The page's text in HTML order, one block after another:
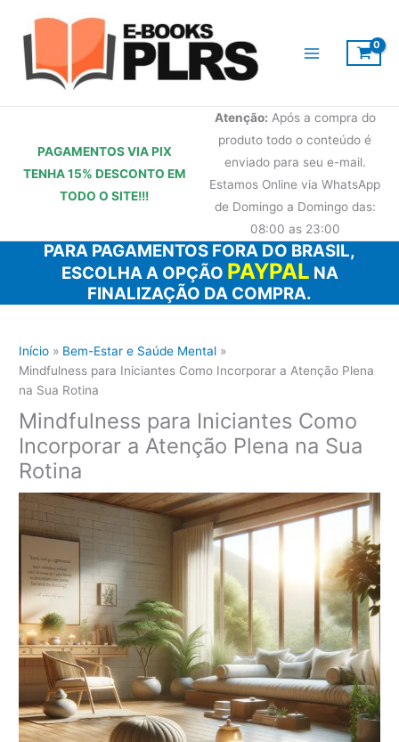
conteúdo
PAGAMENTOS VIA PIX
TENHA 15% DESCONTO EM
TODO O SITE!!!
Atenção: Após a compra do
produto todo o conteúdo é
enviado para seu e-mail.
Estamos Online via WhatsApp
de Domingo a Domingo das:
08:00 as 23:00
PARA PAGAMENTOS FORA DO BRASIL,
ESCOLHA A OPÇÃO PAYPAL NA
FINALIZAÇÃO DA COMPRA.
Início
Bem-Estar e Saúde Mental
Mindfulness para Iniciantes Como Incorporar a Atenção Plena
na Sua Rotina
Mindfulness para Iniciantes Como
Incorporar a Atenção Plena na Sua
Rotina